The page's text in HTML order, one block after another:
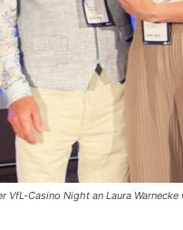
VfL-Casino Night an Laura